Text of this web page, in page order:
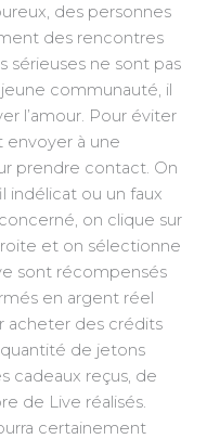
des personnes
des rencontres
sérieuses ne sont pas
communauté, il
l’amour. Pour éviter
à une
prendre contact. On
indélicat ou un faux
on clique sur
et on sélectionne
sont récompensés
en argent réel
acheter des crédits
de jetons
cadeaux reçus, de
de Live réalisés.
certainement